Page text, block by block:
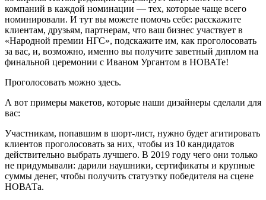
компаний в каждой номинации — тех, которые чаще всего
номинировали. И тут вы можете помочь себе: расскажите
клиентам, друзьям, партнерам, что ваш бизнес участвует в
«Народной премии НГС», подскажите им, как проголосовать
за вас, и, возможно, именно вы получите заветный диплом на
финальной церемонии с Иваном Ургантом в НОВАТе!
Проголосовать можно здесь.
А вот примеры макетов, которые наши дизайнеры сделали для
вас:
Участникам, попавшим в шорт-лист, нужно будет агитировать
клиентов проголосовать за них, чтобы из 10 кандидатов
действительно выбрать лучшего. В 2019 году чего они только
не придумывали: дарили наушники, сертификаты и крупные
суммы денег, чтобы получить статуэтку победителя на сцене
НОВАТа.